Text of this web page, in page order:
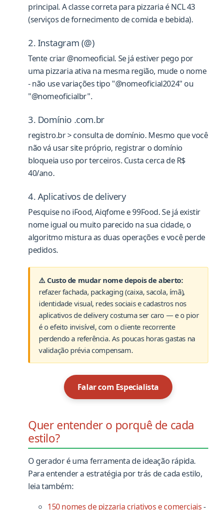
principal. A classe correta para pizzaria é NCL 43
(serviços de fornecimento de comida e bebida).
2. Instagram (@)
Tente criar @nomeoficial. Se já estiver pego por
uma pizzaria ativa na mesma região, mude o nome
- não use variações tipo "@nomeoficial2024" ou
"@nomeoficialbr".
3. Domínio .com.br
registro.br > consulta de domínio. Mesmo que você
não vá usar site próprio, registrar o domínio
bloqueia uso por terceiros. Custa cerca de R$
40/ano.
4. Aplicativos de delivery
Pesquise no iFood, Aiqfome e 99Food. Se já existir
nome igual ou muito parecido na sua cidade, o
algoritmo mistura as duas operações e você perde
pedidos.
⚠️ Custo de mudar nome depois de aberto:
refazer fachada, packaging (caixa, sacola, ímã),
identidade visual, redes sociais e cadastros nos
aplicativos de delivery costuma ser caro — e o pior
é o efeito invisível, com o cliente recorrente
perdendo a referência. As poucas horas gastas na
validação prévia compensam.
Falar com Especialista
Quer entender o porquê de cada
estilo?
O gerador é uma ferramenta de ideação rápida.
Para entender a estratégia por trás de cada estilo,
leia também:
150 nomes de pizzaria criativos e comerciais-